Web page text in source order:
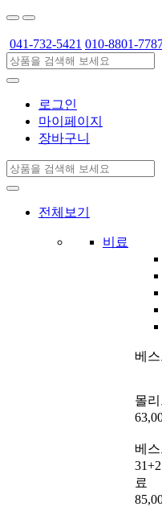
041-732-5421 010-8801-
로그인
마이페이지
장바구니
전체보기
비료
베
몰
베
료